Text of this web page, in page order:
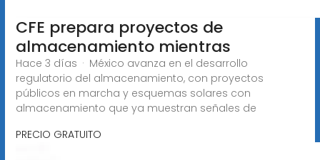
CFE prepara proyectos de
almacenamiento mientras
Hace 3 días · México avanza en el desarrollo
regulatorio del almacenamiento, con proyectos
públicos en marcha y esquemas solares con
almacenamiento que ya muestran señales de
PRECIO GRATUITO